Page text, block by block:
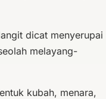
dicat menyerupai
melayang-
kubah, menara,